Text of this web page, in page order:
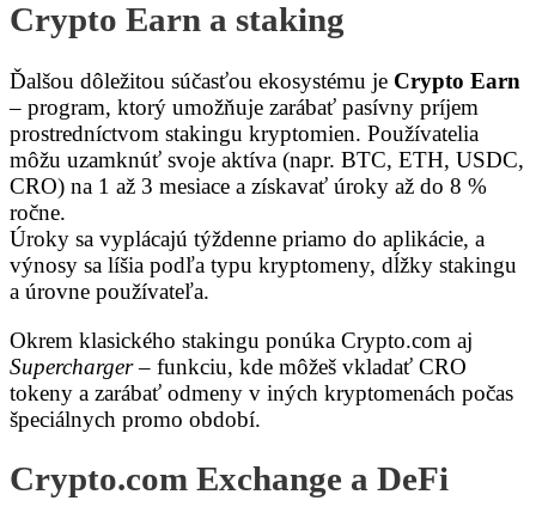
Crypto Earn a staking
Ďalšou dôležitou súčasťou ekosystému je Crypto Earn
– program, ktorý umožňuje zarábať pasívny príjem
prostredníctvom stakingu kryptomien. Používatelia
môžu uzamknúť svoje aktíva (napr. BTC, ETH, USDC,
CRO) na 1 až 3 mesiace a získavať úroky až do 8 %
ročne.
Úroky sa vyplácajú týždenne priamo do aplikácie, a
výnosy sa líšia podľa typu kryptomeny, dĺžky stakingu
a úrovne používateľa.
Okrem klasického stakingu ponúka Crypto.com aj
Supercharger– funkciu, kde môžeš vkladať CRO
tokeny a zarábať odmeny v iných kryptomenách počas
špeciálnych promo období.
Crypto.com Exchange a DeFi